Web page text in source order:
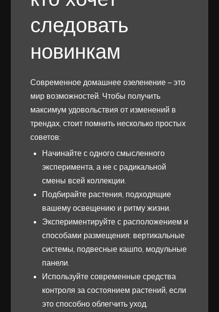
следовать
новинкам
Современное домашнее озеленение – это
мир возможностей. Чтобы получить
максимум удовольствия от изменений в
трендах, стоит помнить несколько простых
советов:
Начинайте с одного смысленного
эксперимента, а не с радикальной
смены всей коллекции.
Подбирайте растения, подходящие
вашему освещению и ритму жизни.
Экспериментируйте с расположением и
способами размещения: вертикальные
системы, подвесные кашпо, модульные
панели.
Используйте современные средства
контроля за состоянием растений, если
это способно облегчить уход.